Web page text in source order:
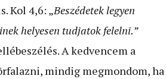
Kol 4,6: „Beszédetek legyen
helyesen tudjatok felelni.”
A kedvencem a
mindig megmondom, ha